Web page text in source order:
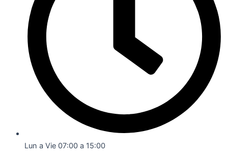
Lun a Vie 07:00 a 15:00